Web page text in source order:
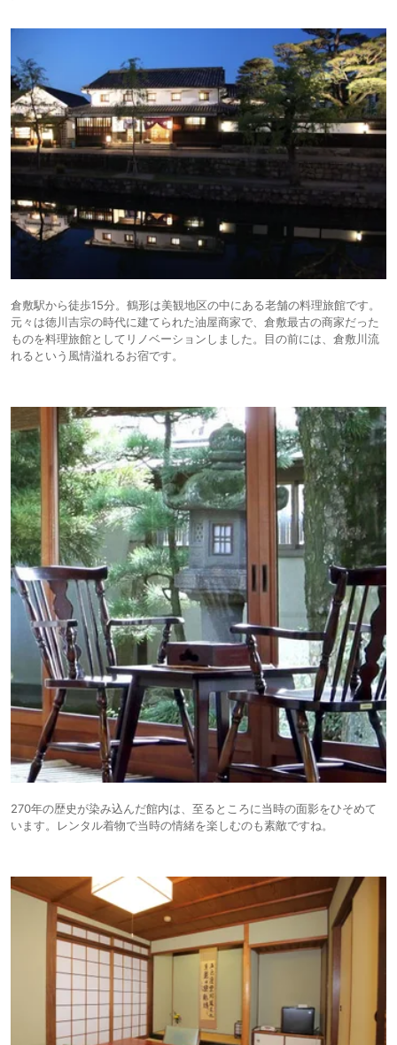
倉敷駅から徒歩15分。鶴形は美観地区の中にある老舗の料理旅館です。
元々は徳川吉宗の時代に建てられた油屋商家で、倉敷最古の商家だった
ものを料理旅館としてリノベーションしました。目の前には、倉敷川流
れるという風情溢れるお宿です。
270年の歴史が染み込んだ館内は、至るところに当時の面影をひそめて
います。レンタル着物で当時の情緒を楽しむのも素敵ですね。